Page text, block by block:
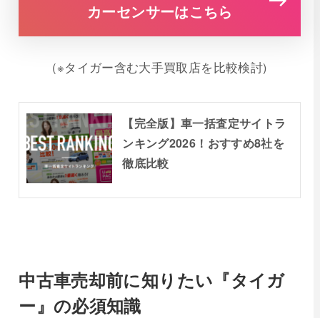
カーセンサーはこちら
(※タイガー含む大手買取店を比較検討)
【完全版】車一括査定サイトラ
ンキング2026！おすすめ8社を
徹底比較
中古車売却前に知りたい『タイガ
ー』の必須知識